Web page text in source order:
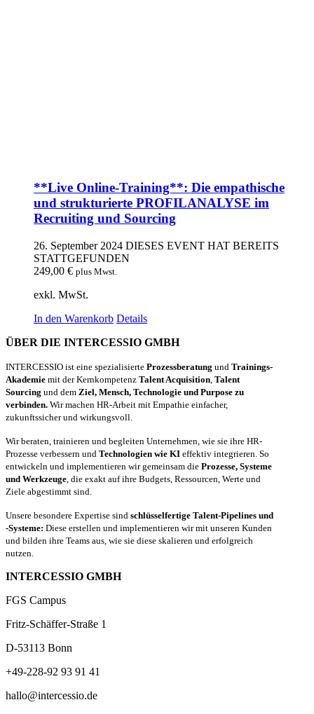
**Live Online-Training**: Die empathische
und strukturierte PROFILANALYSE im
Recruiting und Sourcing
26. September 2024 DIESES EVENT HAT BEREITS
STATTGEFUNDEN
249,00 € plus Mwst.
exkl. MwSt.
In den Warenkorb Details
ÜBER DIE INTERCESSIO GMBH
INTERCESSIO ist eine spezialisierte Prozessberatung und Trainings-
Akademie mit der Kernkompetenz Talent Acquisition Talent
Sourcing und dem Ziel, Mensch, Technologie und Purpose zu
verbinden. Wir machen HR-Arbeit mit Empathie einfacher,
zukunftssicher und wirkungsvoll.
Wir beraten, trainieren und begleiten Unternehmen, wie sie ihre HR-
Prozesse verbessern und Technologien wie KI effektiv integrieren. So
entwickeln und implementieren wir gemeinsam die Prozesse, Systeme
und Werkzeuge , die exakt auf ihre Budgets, Ressourcen, Werte und
Ziele abgestimmt sind.
Unsere besondere Expertise sind schlüsselfertige Talent-Pipelines und
-Systeme: Diese erstellen und implementieren wir mit unseren Kunden
und bilden ihre Teams aus, wie sie diese skalieren und erfolgreich
nutzen.
INTERCESSIO GMBH
FGS Campus
Fritz-Schäffer-Straße 1
D-53113 Bonn
+49-228-92 93 91 41
hallo@intercessio.de